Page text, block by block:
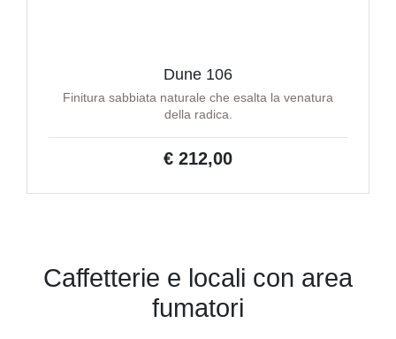
Dune 106
Finitura sabbiata naturale che esalta la venatura
della radica.
€ 212,00
Caffetterie e locali con area
fumatori